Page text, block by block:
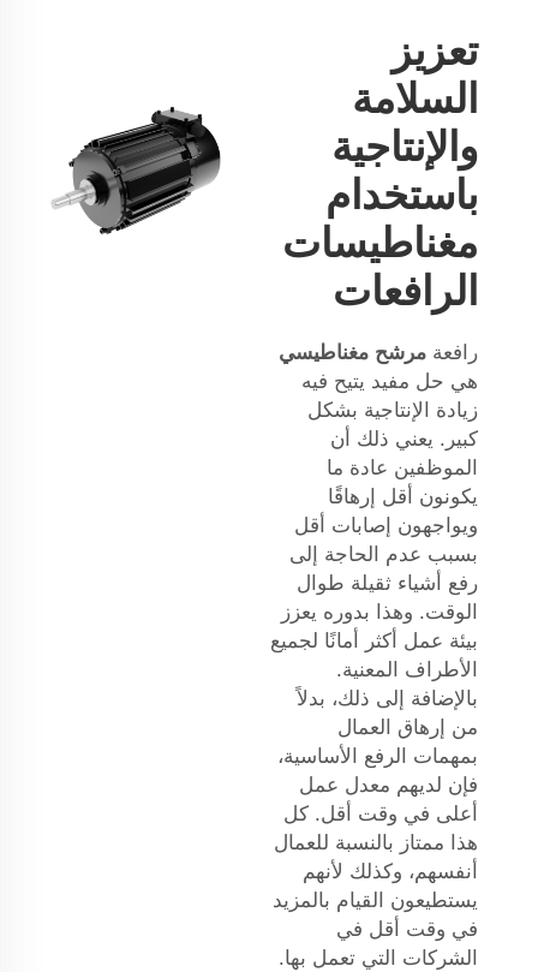
تعزيز
السلامة
والإنتاجية
باستخدام
مغناطيسات
الرافعات
رافعة مرشح مغناطيسي
هي حل مفيد يتيح فيه
زيادة الإنتاجية بشكل
كبير. يعني ذلك أن
الموظفين عادة ما
يكونون أقل إرهاقًا
ويواجهون إصابات أقل
بسبب عدم الحاجة إلى
رفع أشياء ثقيلة طوال
الوقت. وهذا بدوره يعزز
بيئة عمل أكثر أمانًا لجميع
الأطراف المعنية.
بالإضافة إلى ذلك، بدلاً
من إرهاق العمال
بمهمات الرفع الأساسية،
فإن لديهم معدل عمل
أعلى في وقت أقل. كل
هذا ممتاز بالنسبة للعمال
أنفسهم، وكذلك لأنهم
يستطيعون القيام بالمزيد
في وقت أقل في
الشركات التي تعمل بها.